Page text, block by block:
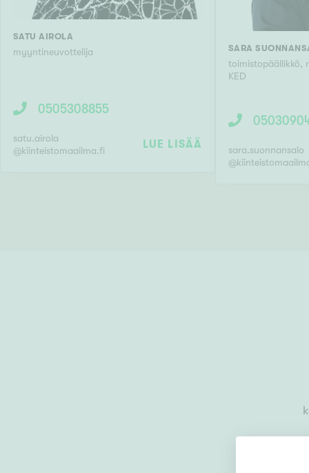
SATU AIROLA
myyntineuvottelija
0505308855
satu.airola
@kiinteistomaailma.fi LUE LISÄÄ
SARA
toimistopäällikkö,
KED
sara.suonnansalo
@